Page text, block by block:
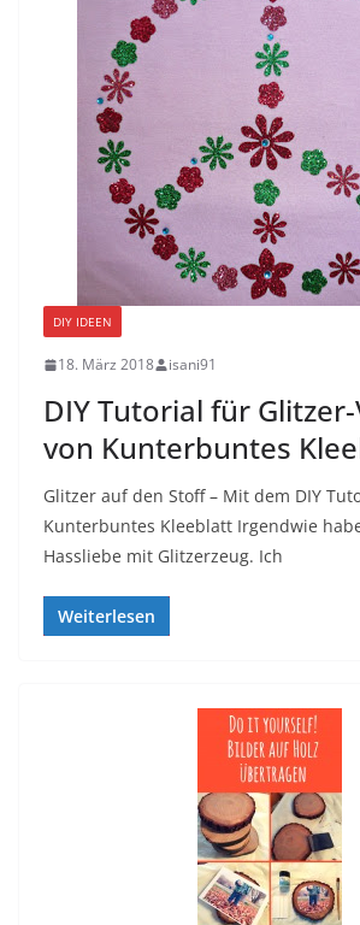
DIY IDEEN
18. März 2018 isani91
DIY Tutorial für
von Kunterbuntes
Glitzer auf den Stoff – Mit dem DIY
Kunterbuntes Kleeblatt Irgendwie
Hassliebe mit Glitzerzeug. Ich
Weiterlesen